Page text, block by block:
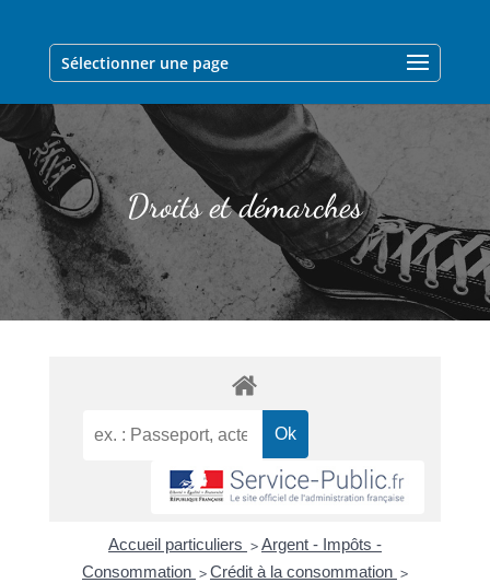
Sélectionner une page
Droits et démarches
Accueil particuliers > Argent - Impôts -
Consommation > Crédit à la consommation >